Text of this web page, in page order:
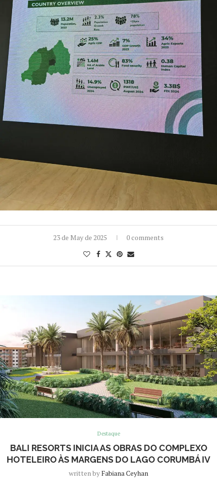
23 de May de 2025 0 comments
Destaque
BALI RESORTS INICIA AS OBRAS DO COMPLEXO
HOTELEIRO ÀS MARGENS DO LAGO CORUMBÁ IV
written byFabiana Ceyhan